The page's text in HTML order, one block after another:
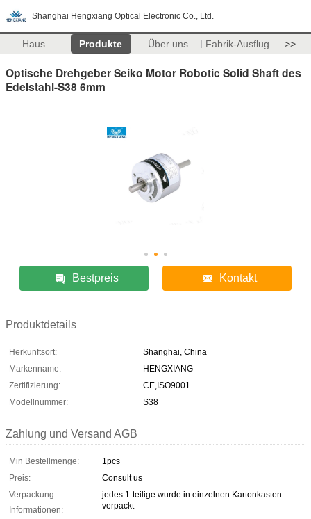
Shanghai Hengxiang Optical Electronic Co., Ltd.
Haus Produkte Über uns Fabrik-Ausflug >>
Optische Drehgeber Seiko Motor Robotic Solid Shaft des
Edelstahl-S38 6mm
Bestpreis Kontakt
Produktdetails
Herkunftsort:
Shanghai, China
Markenname:
HENGXIANG
Zertifizierung:
CE,ISO9001
Modellnummer:
S38
Zahlung und Versand AGB
Min Bestellmenge:
1pcs
Preis:
Consult us
Verpackung
Informationen:
jedes 1-teilige wurde in einzelnen Kartonkasten
verpackt